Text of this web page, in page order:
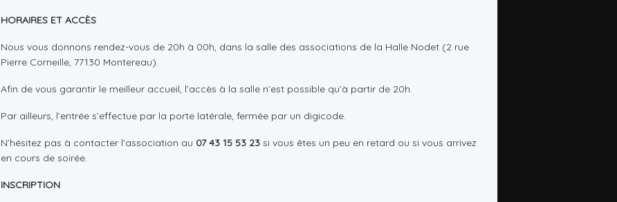
HORAIRES ET ACCÈS
Nous vous donnons rendez-vous de 20h à 00h, dans la salle des associations de la Halle Nodet (2 rue
Pierre Corneille, 77130 Montereau).
Afin de vous garantir le meilleur accueil, l’accès à la salle n’est possible qu’à partir de 20h.
Par ailleurs, l’entrée s’effectue par la porte latérale, fermée par un digicode.
N’hésitez pas à contacter l’association au 07 43 15 53 23 si vous êtes un peu en retard ou si vous arrivez
en cours de soirée.
INSCRIPTION